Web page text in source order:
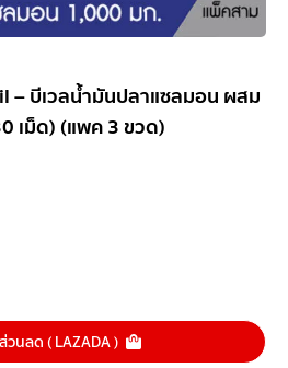
– บีเวลน้ำมันปลาแซลมอน ผสม
เม็ด) (แพค 3 ขวด)
นลด ( LAZADA )